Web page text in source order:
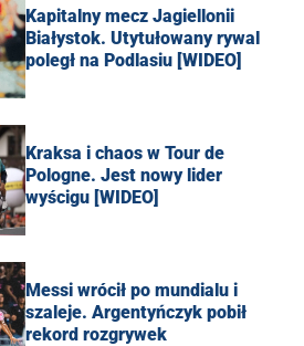
Kapitalny mecz Jagiellonii
Białystok. Utytułowany rywal
poległ na Podlasiu [WIDEO]
Kraksa i chaos w Tour de
Pologne. Jest nowy lider
wyścigu [WIDEO]
Messi wrócił po mundialu i
szaleje. Argentyńczyk pobił
rekord rozgrywek